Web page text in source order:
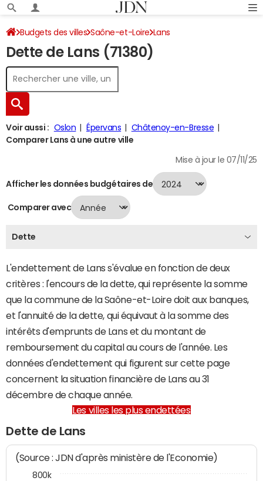
Budgets des villes Saône-et-Loire Lans
Dette au 31/12/2024
Dette de Lans (71380)
Voir aussi : Oslon Épervans
Châtenoy-en-Bresse
Comparer Lans à une autre ville
Mise à jour le 07/11/25
Afficher les données budgétaires de
Comparer avec
Dette
L'endettement de Lans s'évalue en fonction de deux
critères : l'encours de la dette, qui représente la somme
que la commune de la Saône-et-Loire doit aux banques,
et l'annuité de la dette, qui équivaut à la somme des
intérêts d'emprunts de Lans et du montant de
remboursement du capital au cours de l'année. Les
données d'endettement qui figurent sur cette page
concernent la situation financière de Lans au 31
décembre de chaque année.
Les villes les plus endettées
Dette de Lans
(Source : JDN d'après ministère de l'Economie)
800k